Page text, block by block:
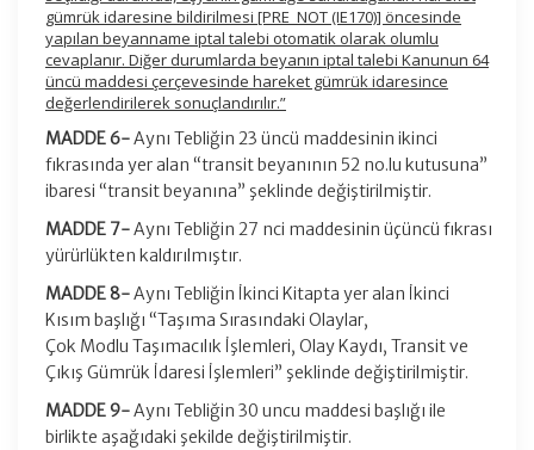
gümrük idaresine bildirilmesi [PRE_NOT (IE170)] öncesinde
yapılan beyanname iptal talebi otomatik olarak olumlu
cevaplanır. Diğer durumlarda beyanın iptal talebi Kanunun 64
üncü maddesi çerçevesinde hareket gümrük idaresince
değerlendirilerek sonuçlandırılır.”
MADDE 6-Aynı Tebliğin 23 üncü maddesinin ikinci
fıkrasında yer alan “transit beyanının 52 no.lu kutusuna”
ibaresi “transit beyanına” şeklinde değiştirilmiştir.
MADDE 7-Aynı Tebliğin 27 nci maddesinin üçüncü fıkrası
yürürlükten kaldırılmıştır.
MADDE 8-Aynı Tebliğin İkinci Kitapta yer alan İkinci
Kısım başlığı “Taşıma Sırasındaki Olaylar,
Çok Modlu Taşımacılık İşlemleri, Olay Kaydı, Transit ve
Çıkış Gümrük İdaresi İşlemleri” şeklinde değiştirilmiştir.
MADDE 9-Aynı Tebliğin 30 uncu maddesi başlığı ile
birlikte aşağıdaki şekilde değiştirilmiştir.